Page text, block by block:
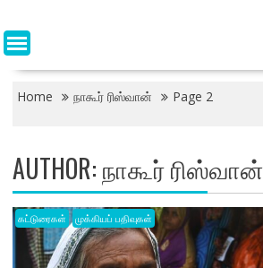
Home நாகூர் ரிஸ்வான் Page 2
AUTHOR: நாகூர் ரிஸ்வான்
கட்டுரைகள் முக்கியப் பதிவுகள்